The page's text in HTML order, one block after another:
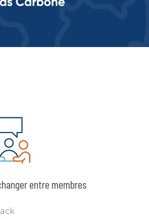
entre membres